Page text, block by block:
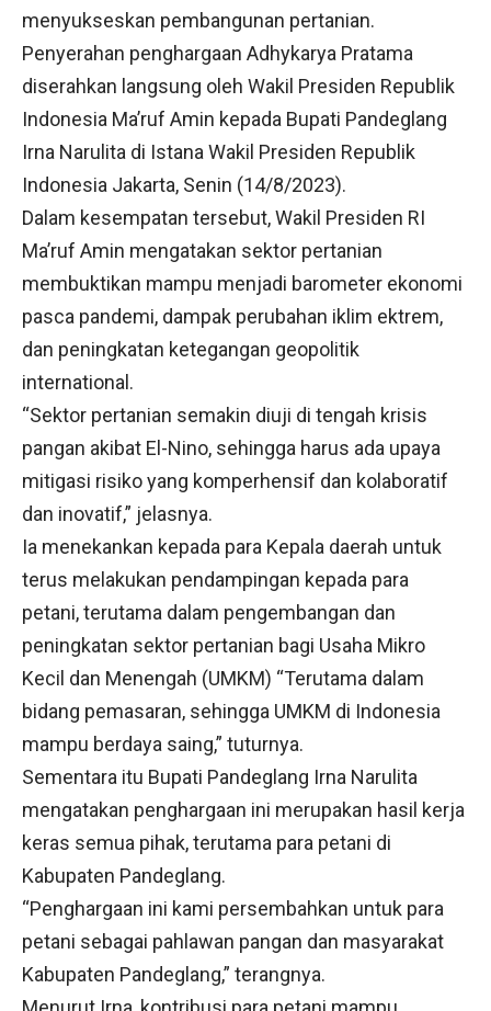
menyukseskan pembangunan pertanian.
Penyerahan penghargaan Adhykarya Pratama
diserahkan langsung oleh Wakil Presiden Republik
Indonesia Ma’ruf Amin kepada Bupati Pandeglang
Irna Narulita di Istana Wakil Presiden Republik
Indonesia Jakarta, Senin (14/8/2023).
Dalam kesempatan tersebut, Wakil Presiden RI
Ma’ruf Amin mengatakan sektor pertanian
membuktikan mampu menjadi barometer ekonomi
pasca pandemi, dampak perubahan iklim ektrem,
dan peningkatan ketegangan geopolitik
international.
“Sektor pertanian semakin diuji di tengah krisis
pangan akibat El-Nino, sehingga harus ada upaya
mitigasi risiko yang komperhensif dan kolaboratif
dan inovatif,” jelasnya.
Ia menekankan kepada para Kepala daerah untuk
terus melakukan pendampingan kepada para
petani, terutama dalam pengembangan dan
peningkatan sektor pertanian bagi Usaha Mikro
Kecil dan Menengah (UMKM) “Terutama dalam
bidang pemasaran, sehingga UMKM di Indonesia
mampu berdaya saing,” tuturnya.
Sementara itu Bupati Pandeglang Irna Narulita
mengatakan penghargaan ini merupakan hasil kerja
keras semua pihak, terutama para petani di
Kabupaten Pandeglang.
“Penghargaan ini kami persembahkan untuk para
petani sebagai pahlawan pangan dan masyarakat
Kabupaten Pandeglang,” terangnya.